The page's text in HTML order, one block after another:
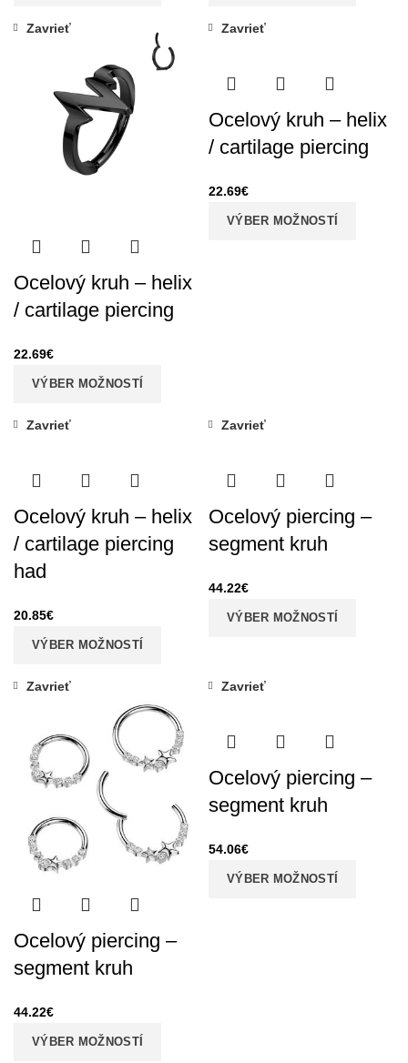
Zavrieť
Ocelový kruh – helix
/ cartilage piercing
22.69€
VÝBER MOŽNOSTÍ
Zavrieť
Ocelový kruh – helix
/ cartilage piercing
22.69€
VÝBER MOŽNOSTÍ
Zavrieť
Ocelový kruh – helix
/ cartilage piercing
had
20.85€
VÝBER MOŽNOSTÍ
Zavrieť
Ocelový piercing –
segment kruh
44.22€
VÝBER MOŽNOSTÍ
Zavrieť
Ocelový piercing –
segment kruh
44.22€
VÝBER MOŽNOSTÍ
Zavrieť
Ocelový piercing –
segment kruh
54.06€
VÝBER MOŽNOSTÍ